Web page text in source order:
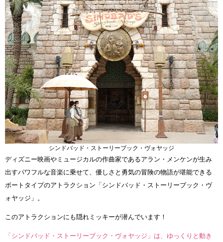
シンドバッド・ストーリーブック・ヴォヤッジ
ディズニー映画やミュージカルの作曲家であるアラン・メンケンが生み
出すパワフルな音楽に乗せて、優しさと勇気の冒険の物語が堪能できる
ボートタイプのアトラクション「シンドバッド・ストーリーブック・ヴ
ォヤッジ」。
このアトラクションにも隠れミッキーが潜んでいます！
「シンドバッド・ストーリーブック・ヴォヤッジ」は、ゆっくりと動き